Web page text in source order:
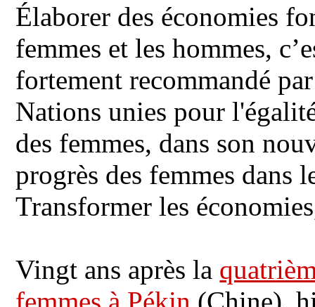
Élaborer des économies
femmes et les hommes,
fortement recommandé
Nations unies pour
des femmes, dans son
progrès des femmes dans
Transformer les
Vingt ans après la
femmes à Pékin (Chine),